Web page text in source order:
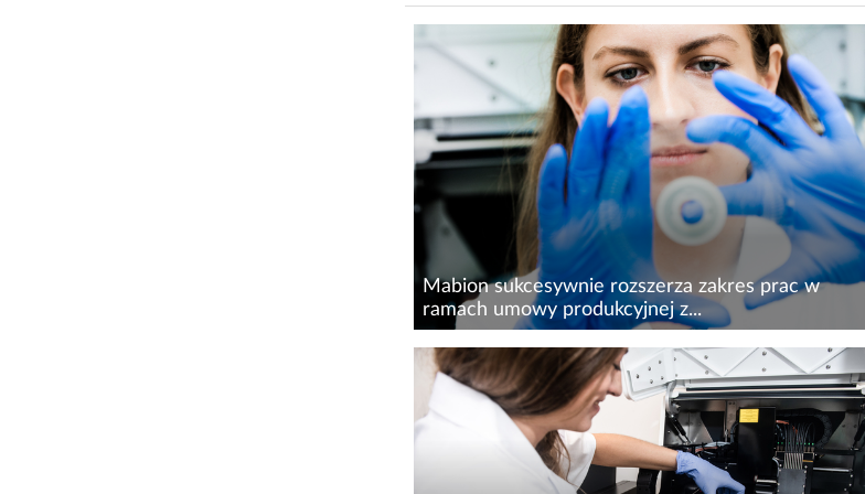
Mabion sukcesywnie rozszerza zakres prac w
ramach umowy produkcyjnej z...
23 listopada 2022 r. spółka Mabion podpisała z
Novavax kolejne rozszerzenie zakresu usług umowy
produkcyjnej w postaci Specyfikacji Warunków
Zlecenia #9 („SOW#9”, z ang. Statement of...